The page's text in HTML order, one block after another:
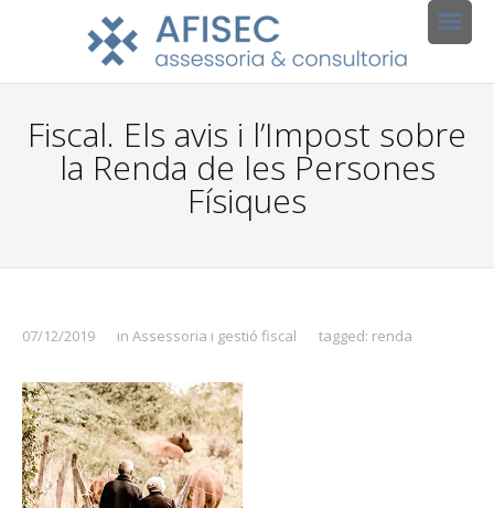
Fiscal. Els avis i l’Impost sobre
la Renda de les Persones
Físiques
07/12/2019 in Assessoria i gestió fiscal tagged: renda